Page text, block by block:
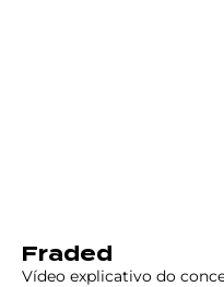
Fraded
Vídeo explicativo do